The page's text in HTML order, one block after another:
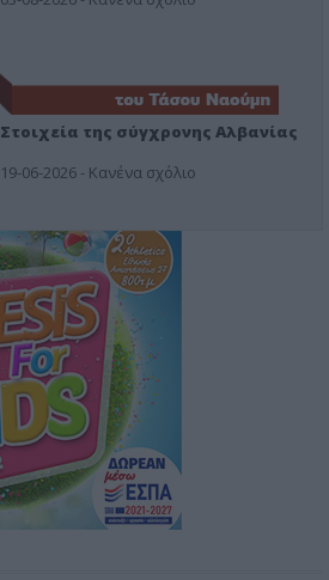
Στοιχεία της σύγχρονης Αλβανίας
19-06-2026 - Κανένα σχόλιο